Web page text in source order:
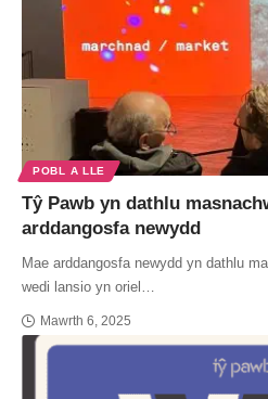
POBL A LLE
Tŷ Pawb yn dathlu
arddangosfa newydd
Mae arddangosfa newydd yn dathlu
wedi lansio yn oriel…
Mawrth 6, 2025